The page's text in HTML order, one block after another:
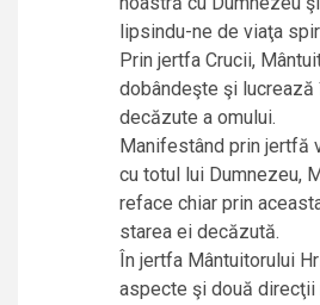
lipsindu-ne de viaţa
Prin jertfa Crucii,
dobândeşte şi
decăzute a omului.
Manifestând prin jertfă
cu totul lui Dumnezeu,
reface chiar prin
starea ei decăzută.
În jertfa Mântuitorului
aspecte şi două